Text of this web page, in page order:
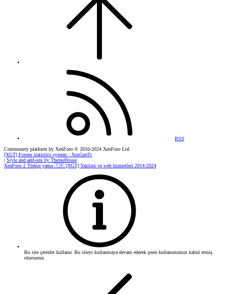
RSS
Community platform by XenForo © 2010-2024 XenForo Ltd.
[XGT] Forum statistics system - XenGenTr
Style and add-ons by ThemeHouse
XenForo 2 Türkçe yama 🇹🇷 [XGT] Yazılım ve web hizmetleri 2014-2024
Bu site çerezler kullanır. Bu siteyi kullanmaya devam ederek çerez kullanımımızı kabul etmiş
olursunuz.